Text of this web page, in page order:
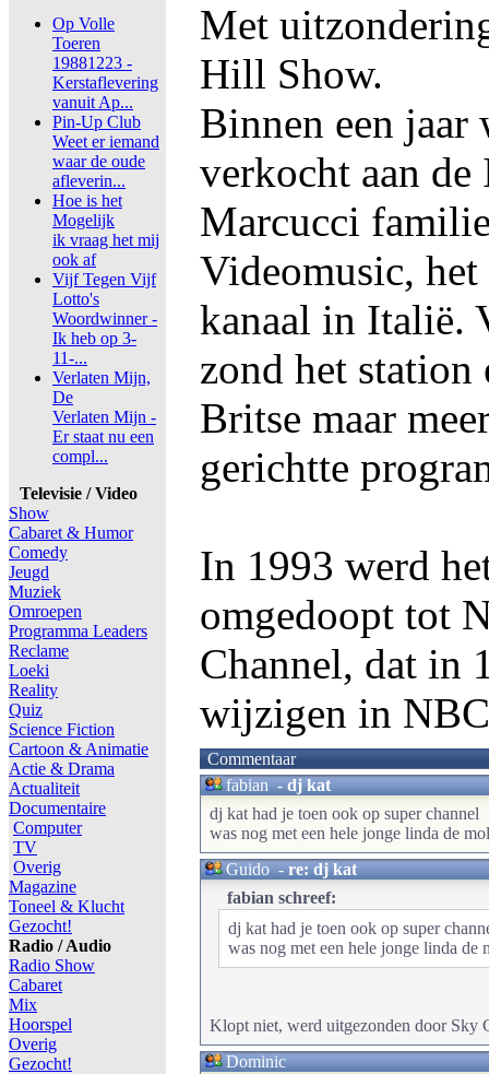
Op Volle
Toeren
19881223 -
Kerstaflevering
vanuit Ap...
Pin-Up Club
Weet er iemand
waar de oude
afleverin...
Hoe is het
Mogelijk
ik vraag het mij
ook af
Vijf Tegen Vijf
Lotto's
Woordwinner -
Ik heb op 3-
11-...
Verlaten Mijn,
De
Verlaten Mijn -
Er staat nu een
compl...
Televisie / Video
Show
Cabaret & Humor
Comedy
Jeugd
Muziek
Omroepen
Programma Leaders
Reclame
Loeki
Reality
Quiz
Science Fiction
Cartoon & Animatie
Actie & Drama
Actualiteit
Documentaire
Computer
TV
Overig
Magazine
Toneel & Klucht
Gezocht!
Radio / Audio
Radio Show
Cabaret
Mix
Hoorspel
Overig
Gezocht!
Met
Hill Show.
Binnen een jaar
verkocht aan de
Marcucci
Videomusic, het
kanaal in Italië.
zond het station
Britse maar
gerichtte
In 1993 werd
omgedoopt tot
Channel, dat in
wijzigen in
Commentaar
fabian-dj kat
dj kat had je toen ook op super channel
was nog met een hele jonge linda de mol
Guido-re: dj kat
fabian schreef:
dj kat had je toen ook op super
was nog met een hele jonge linda de
Klopt niet, werd uitgezonden door Sky
Dominic